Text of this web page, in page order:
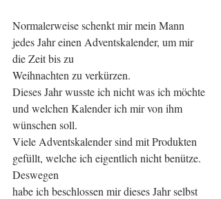
Normalerweise schenkt mir mein Mann
jedes Jahr einen Adventskalender, um mir
die Zeit bis zu
Weihnachten zu verkürzen.
Dieses Jahr wusste ich nicht was ich möchte
und welchen Kalender ich mir von ihm
wünschen soll.
Viele Adventskalender sind mit Produkten
gefüllt, welche ich eigentlich nicht benütze.
Deswegen
habe ich beschlossen mir dieses Jahr selbst